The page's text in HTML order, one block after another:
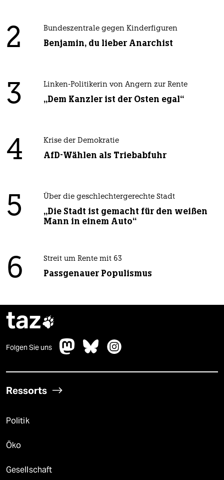
2 Bundeszentrale gegen Kinderfiguren
Benjamin, du lieber Anarchist
3 Linken-Politikerin von Angern zur Rente
„Dem Kanzler ist der Osten egal“
4 Krise der Demokratie
AfD-Wählen als Triebabfuhr
5 Über die geschlechtergerechte Stadt
„Die Stadt ist gemacht für den weißen
Mann in einem Auto“
6 Streit um Rente mit 63
Passgenauer Populismus
taz
Folgen Sie uns
Ressorts
Politik
Öko
Gesellschaft